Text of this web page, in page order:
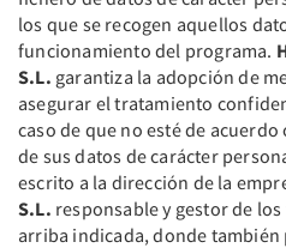
los que se recogen aquellos
funcionamiento del programa.
S.L. garantiza la adopción de
asegurar el tratamiento
caso de que no esté de
de sus datos de carácter
escrito a la dirección de la
S.L. responsable y gestor de
arriba indicada, donde